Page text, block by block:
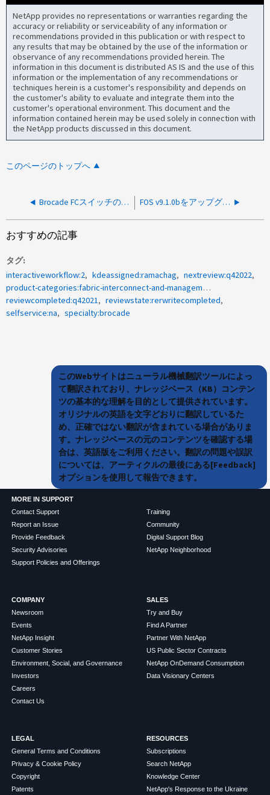
NetApp provides no representations or warranties regarding the
accuracy or reliability or serviceability of any information or
recommendations provided in this publication or with respect to
any results that may be obtained by the use of the information or
observance of any recommendations provided herein. The
information in this document is distributed AS IS and the use of this
information or the implementation of any recommendations or
techniques herein is a customer's responsibility and depends on
the customer's ability to evaluate and integrate them into the
customer's operational environment. This document and the
information contained herein may be used solely in connection with
the NetApp products discussed in this document.
このページのトップへ
Brocade FCスイッチのブートPROMパスワードをリセットします FOS v9.1.0bをアップグレードするとrootアカウントにアクセスできなくなります
おすすめの記事
タグ
interactiveworkflow:2
kdeassigned:ramachag
nextreview:q42022
product-categories:fabric-interconnect-and-management-switches
reviewcompleted:q42021
reviewstate:rerwritecompleted
selfservice:na
specialty:brocade
このWebサイトはニューラル機械翻訳ツールによっ
て翻訳されており、ナレッジベース（KB）コンテン
ツの基本的な理解を目的として提供されています。
オリジナルの英語を文字どおりに翻訳しているた
め、正確ではない翻訳が含まれている場合がありま
す。ナレッジベースの元のコンテンツを確認する場
合は、英語版をご利用ください。翻訳の問題や誤訳
については、アーティクルの最後にある[Feedback]
オプションを使用して報告できます。
MORE IN SUPPORT
Contact Support
Report an Issue
Provide Feedback
Security Advisories
Support Policies and Offerings
Training
Community
Digital Support Blog
NetApp Neighborhood
COMPANY
Newsroom
Events
NetApp Insight
Customer Stories
Environment, Social, and Governance
Investors
Careers
Contact Us
SALES
Try and Buy
Find A Partner
Partner With NetApp
US Public Sector Contracts
NetApp OnDemand Consumption
Data Visionary Centers
LEGAL
General Terms and Conditions
Privacy & Cookie Policy
Copyright
Patents
RESOURCES
Subscriptions
Search NetApp
Knowledge Center
NetApp's Response to the Ukraine